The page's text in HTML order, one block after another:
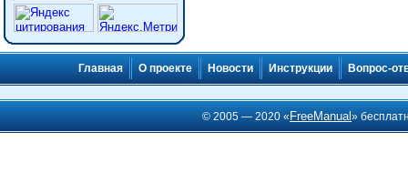
Главная О проекте Новости Инструкции Вопрос-
© 2005 — 2020 « FreeManual»